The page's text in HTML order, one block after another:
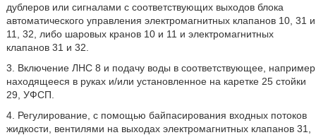
дублеров или сигналами с соответствующих выходов блока
автоматического управления электромагнитных клапанов 10, 31 и
11, 32, либо шаровых кранов 10 и 11 и электромагнитных
клапанов 31 и 32.
3. Включение ЛНС 8 и подачу воды в соответствующее, например
находящееся в руках и/или установленное на каретке 25 стойки
29, УФСП.
4. Регулирование, с помощью байпасирования входных потоков
жидкости, вентилями на выходах электромагнитных клапанов 31,